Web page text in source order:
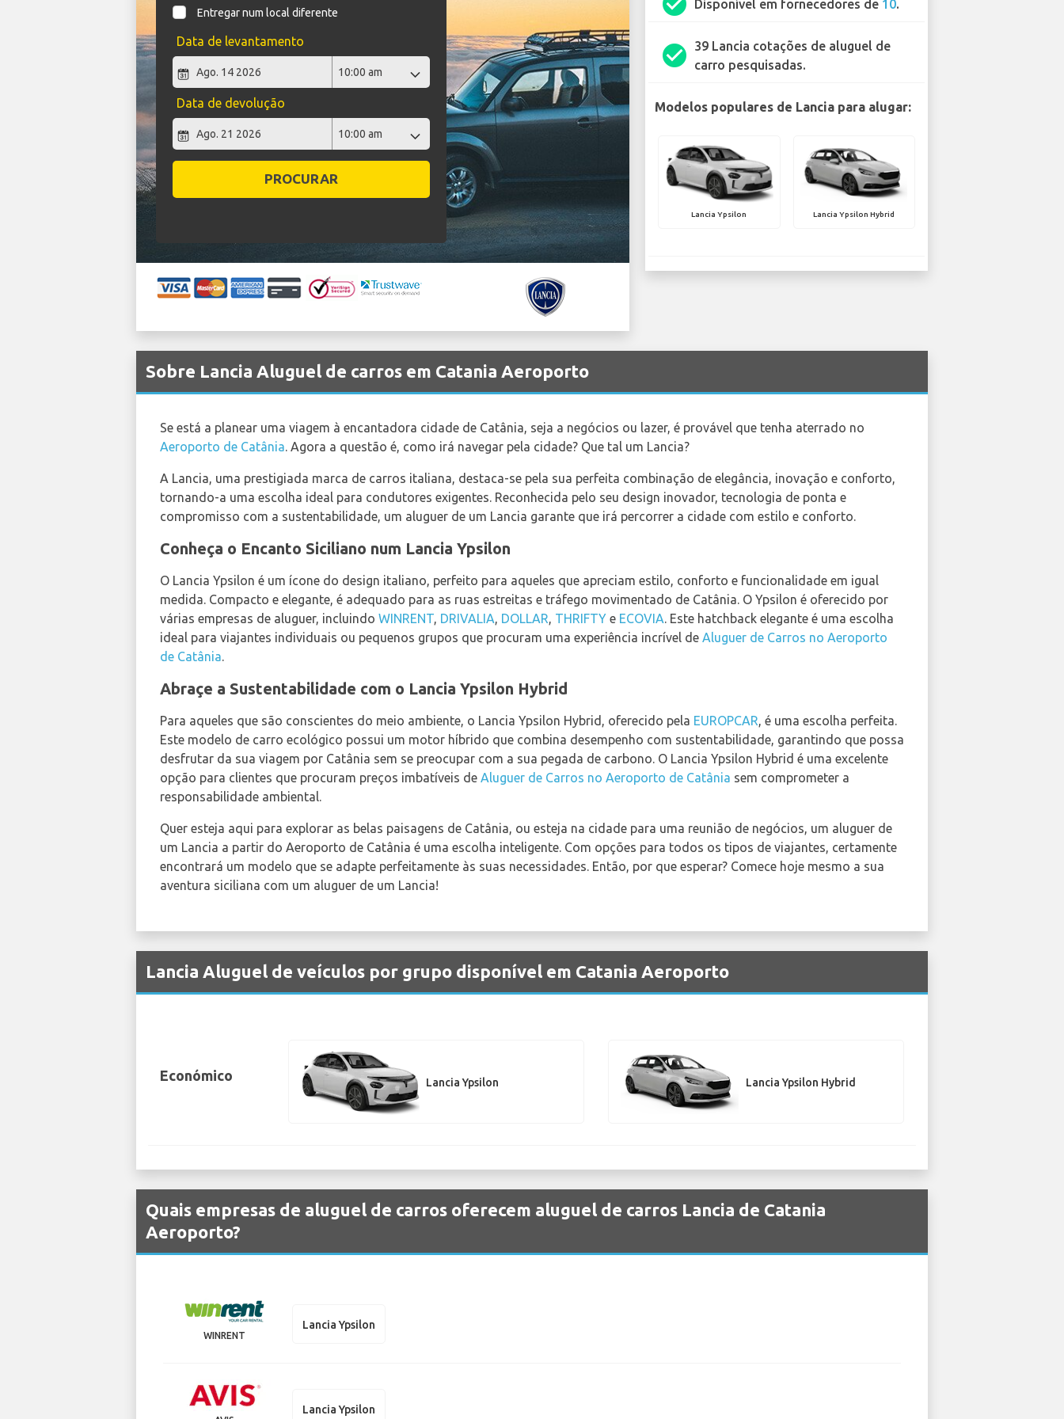
Entregar num local diferente
Data de levantamento
Data de devolução
PROCURAR
Disponível em fornecedores de 10.
check_circle
39 Lancia cotações de aluguel de
carro pesquisadas.
Modelos populares de Lancia para alugar:
Lancia Ypsilon Lancia Ypsilon Hybrid
Sobre Lancia Aluguel de carros em Catania Aeroporto
Se está a planear uma viagem à encantadora cidade de Catânia, seja a negócios ou lazer, é provável que tenha aterrado no
Aeroporto de Catânia. Agora a questão é, como irá navegar pela cidade? Que tal um Lancia?
A Lancia, uma prestigiada marca de carros italiana, destaca-se pela sua perfeita combinação de elegância, inovação e conforto,
tornando-a uma escolha ideal para condutores exigentes. Reconhecida pelo seu design inovador, tecnologia de ponta e
compromisso com a sustentabilidade, um aluguer de um Lancia garante que irá percorrer a cidade com estilo e conforto.
Conheça o Encanto Siciliano num Lancia Ypsilon
O Lancia Ypsilon é um ícone do design italiano, perfeito para aqueles que apreciam estilo, conforto e funcionalidade em igual
medida. Compacto e elegante, é adequado para as ruas estreitas e tráfego movimentado de Catânia. O Ypsilon é oferecido por
várias empresas de aluguer, incluindo WINRENT, DRIVALIA, DOLLAR, THRIFTY e ECOVIA. Este hatchback elegante é uma escolha
ideal para viajantes individuais ou pequenos grupos que procuram uma experiência incrível de Aluguer de Carros no Aeroporto
de Catânia.
Abraçe a Sustentabilidade com o Lancia Ypsilon Hybrid
Para aqueles que são conscientes do meio ambiente, o Lancia Ypsilon Hybrid, oferecido pela EUROPCAR, é uma escolha perfeita.
Este modelo de carro ecológico possui um motor híbrido que combina desempenho com sustentabilidade, garantindo que possa
desfrutar da sua viagem por Catânia sem se preocupar com a sua pegada de carbono. O Lancia Ypsilon Hybrid é uma excelente
opção para clientes que procuram preços imbatíveis de Aluguer de Carros no Aeroporto de Catânia sem comprometer a
responsabilidade ambiental.
Quer esteja aqui para explorar as belas paisagens de Catânia, ou esteja na cidade para uma reunião de negócios, um aluguer de
um Lancia a partir do Aeroporto de Catânia é uma escolha inteligente. Com opções para todos os tipos de viajantes, certamente
encontrará um modelo que se adapte perfeitamente às suas necessidades. Então, por que esperar? Comece hoje mesmo a sua
aventura siciliana com um aluguer de um Lancia!
Lancia Aluguel de veículos por grupo disponível em Catania Aeroporto
Económico Lancia Ypsilon Lancia Ypsilon Hybrid
Quais empresas de aluguel de carros oferecem aluguel de carros Lancia de Catania
Aeroporto?
WINRENT
Lancia Ypsilon
Lancia Ypsilon